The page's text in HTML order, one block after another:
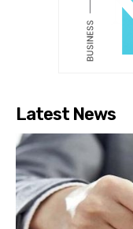
Latest News